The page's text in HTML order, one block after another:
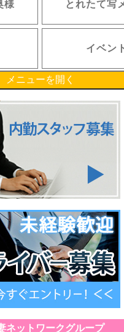
様 とれたて写
イベン
メニューを開く
ネットワークグループ